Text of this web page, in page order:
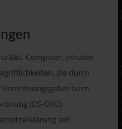
B&L-Computer, Inhaber
die durch
beim
(DS-GVO)
soll